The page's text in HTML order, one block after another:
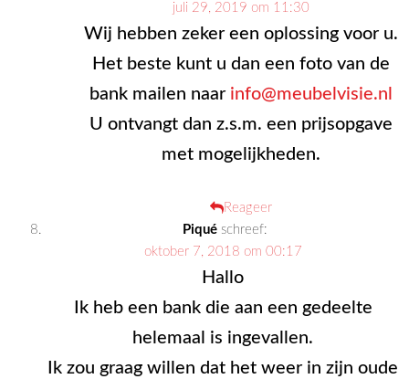
juli 29, 2019 om 11:30
Wij hebben zeker een oplossing voor u.
Het beste kunt u dan een foto van de
bank mailen naar info@meubelvisie.nl
U ontvangt dan z.s.m. een prijsopgave
met mogelijkheden.
Reageer
Piqué schreef:
oktober 7, 2018 om 00:17
Hallo
Ik heb een bank die aan een gedeelte
helemaal is ingevallen.
Ik zou graag willen dat het weer in zijn oude